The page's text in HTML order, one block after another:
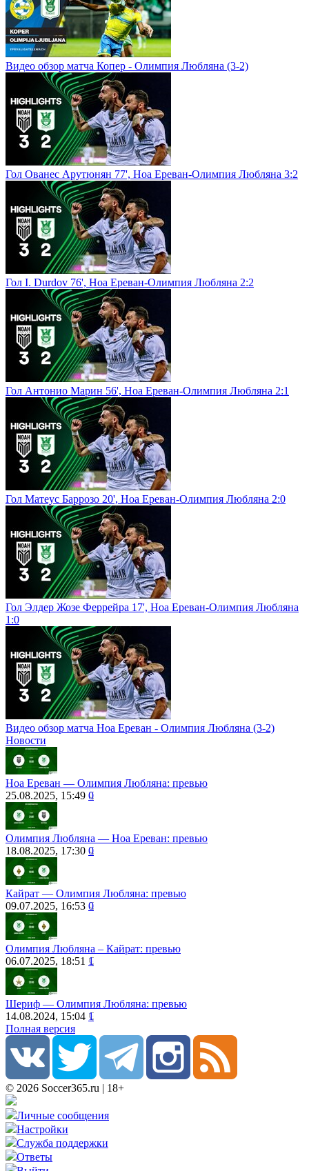
Видео обзор матча Копер - Олимпия Любляна (3-2)
Гол Ованес Арутюнян 77', Ноа Ереван-Олимпия Любляна 3:2
Гол I. Durdov 76', Ноа Ереван-Олимпия Любляна 2:2
Гол Антонио Марин 56', Ноа Ереван-Олимпия Любляна 2:1
Гол Матеус Баррозо 20', Ноа Ереван-Олимпия Любляна 2:0
Гол Элдер Жозе Феррейра 17', Ноа Ереван-Олимпия Любляна
1:0
Видео обзор матча Ноа Ереван - Олимпия Любляна (3-2)
Новости
Ноа Ереван — Олимпия Любляна: превью
25.08.2025, 15:49 0
Олимпия Любляна ― Ноа Ереван: превью
18.08.2025, 17:30 0
Кайрат ― Олимпия Любляна: превью
09.07.2025, 16:53 0
Олимпия Любляна – Кайрат: превью
06.07.2025, 18:51 1
Шериф ― Олимпия Любляна: превью
14.08.2024, 15:04 1
Полная версия
© 2026 Soccer365.ru | 18+
Личные сообщения
Настройки
Служба поддержки
Ответы